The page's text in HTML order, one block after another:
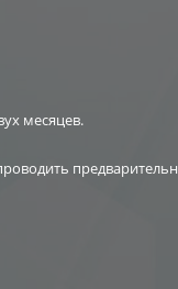
месяцев.